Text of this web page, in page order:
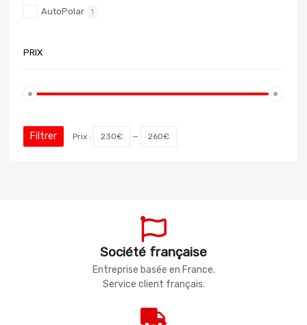
AutoPolar 1
PRIX
Filtrer Prix : 230€ — 260€
Société française
Entreprise basée en France.
Service client français.